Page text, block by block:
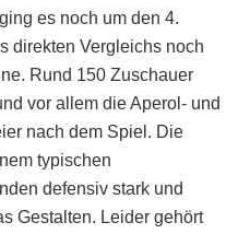
es noch um den 4.
direkten Vergleichs noch
Rund 150 Zuschauer
vor allem die Aperol- und
nach dem Spiel. Die
typischen
defensiv stark und
Gestalten. Leider gehört